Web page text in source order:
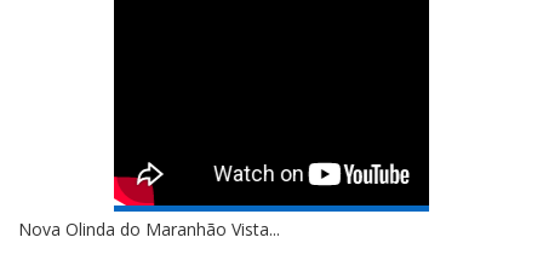
Nova Olinda do Maranhão Vista...